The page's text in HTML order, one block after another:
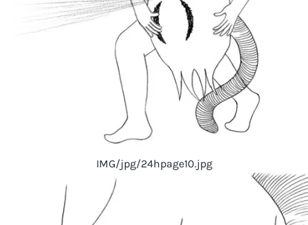
IMG/jpg/24hpage10.jpg